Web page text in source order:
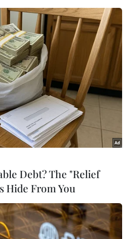
Quốc
#kinh tế toàn cầu
Hàn Quốc
Debt? The "Relief
Hide From You